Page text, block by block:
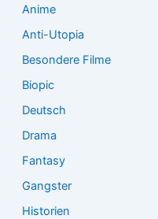
Anime
Anti-Utopia
Besondere Filme
Biopic
Deutsch
Drama
Fantasy
Gangster
Historien